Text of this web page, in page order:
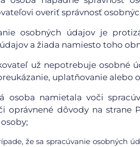
overiť správnosť
osobných údajov je
a žiada namiesto toho
už nepotrebuje osobné
uplatňovanie alebo
osoba namietala voči
oprávnené dôvody na strane
že sa spracúvanie osobných